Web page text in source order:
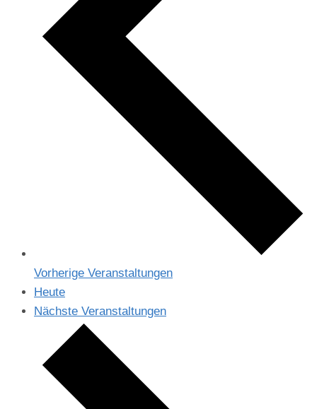
Vorherige Veranstaltungen
Heute
Nächste Veranstaltungen